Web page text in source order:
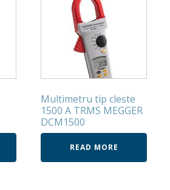
Multimetru tip cleste
1500 A TRMS MEGGER
DCM1500
READ MORE